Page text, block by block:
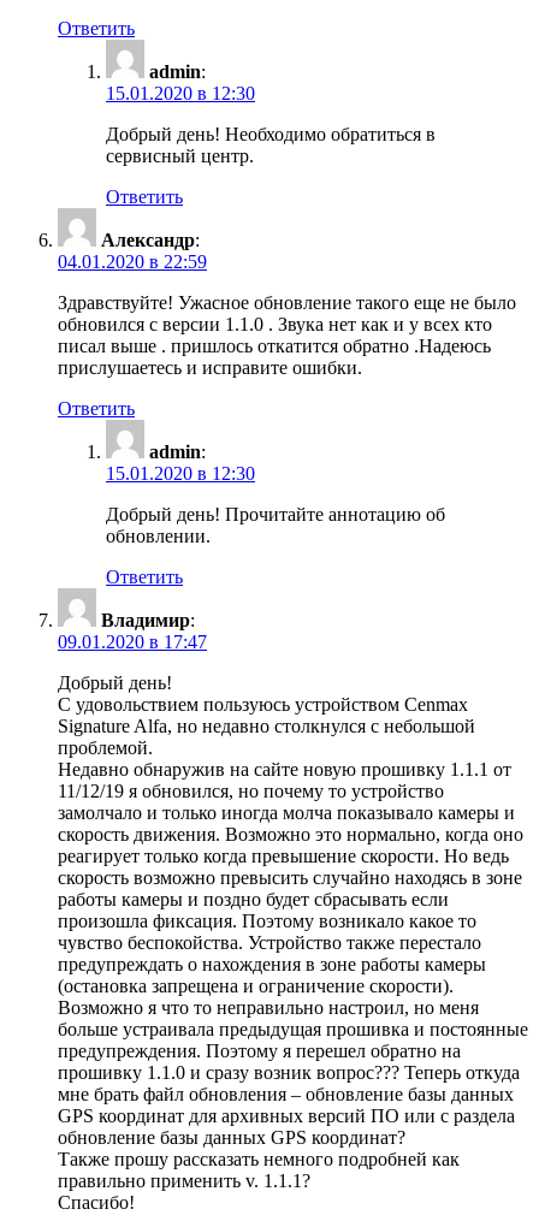
Ответить
admin:
15.01.2020 в 12:30
Добрый день! Необходимо обратиться в
сервисный центр.
Ответить
Александр:
04.01.2020 в 22:59
Здравствуйте! Ужасное обновление такого еще не было
обновился с версии 1.1.0 . Звука нет как и у всех кто
писал выше . пришлось откатится обратно .Надеюсь
прислушаетесь и исправите ошибки.
Ответить
admin:
15.01.2020 в 12:30
Добрый день! Прочитайте аннотацию об
обновлении.
Ответить
Владимир:
09.01.2020 в 17:47
Добрый день!
С удовольствием пользуюсь устройством Cenmax
Signature Alfa, но недавно столкнулся с небольшой
проблемой.
Недавно обнаружив на сайте новую прошивку 1.1.1 от
11/12/19 я обновился, но почему то устройство
замолчало и только иногда молча показывало камеры и
скорость движения. Возможно это нормально, когда оно
реагирует только когда превышение скорости. Но ведь
скорость возможно превысить случайно находясь в зоне
работы камеры и поздно будет сбрасывать если
произошла фиксация. Поэтому возникало какое то
чувство беспокойства. Устройство также перестало
предупреждать о нахождения в зоне работы камеры
(остановка запрещена и ограничение скорости).
Возможно я что то неправильно настроил, но меня
больше устраивала предыдущая прошивка и постоянные
предупреждения. Поэтому я перешел обратно на
прошивку 1.1.0 и сразу возник вопрос??? Теперь откуда
мне брать файл обновления – обновление базы данных
GPS координат для архивных версий ПО или с раздела
обновление базы данных GPS координат?
Также прошу рассказать немного подробней как
правильно применить v. 1.1.1?
Спасибо!